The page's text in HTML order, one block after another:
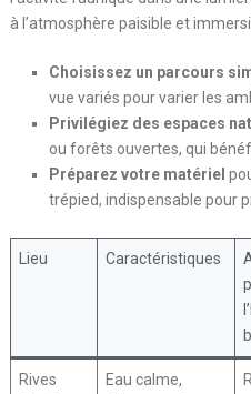
à l’atmosphère paisible et
Choisissez un parcours
vue variés pour varier les
Privilégiez des espaces
ou forêts ouvertes, qui
Préparez votre matériel
trépied, indispensable pour
Lieu Caractéristiques
Rives
Eau calme,